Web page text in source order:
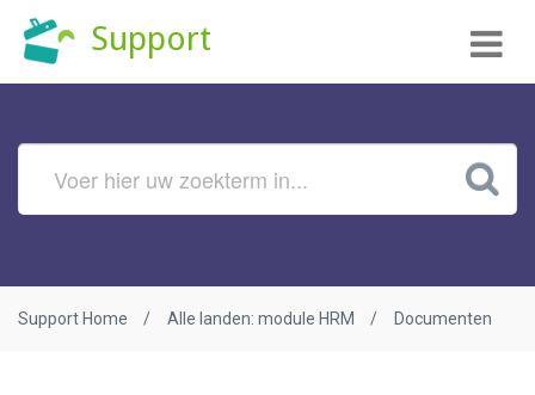
Support
Support Home Alle landen: module HRM Documenten